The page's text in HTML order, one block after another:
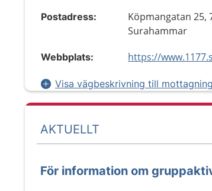
Postadress:
Köpmangatan 25,
Surahammar
Webbplats:
Visa vägbeskrivning till
AKTUELLT
För information om